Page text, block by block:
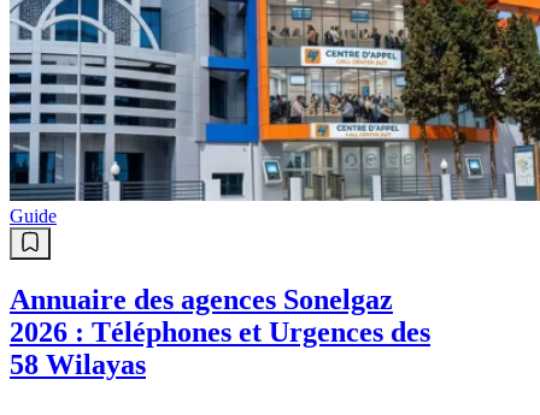
Guide
Annuaire des agences Sonelgaz
2026 : Téléphones et Urgences des
58 Wilayas